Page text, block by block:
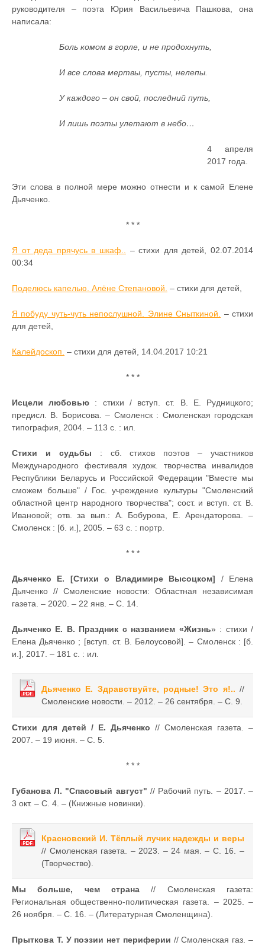
руководителя – поэта Юрия Васильевича Пашкова, она
написала:
Боль комом в горле, и не продохнуть,
И все слова мертвы, пусты, нелепы.
У каждого – он свой, последний путь,
И лишь поэты улетают в небо…
4 апреля
2017 года.
Эти слова в полной мере можно отнести и к самой Елене
Дьяченко.
* * *
Я от деда прячусь в шкаф..
– стихи для детей, 02.07.2014
00:34
Поделюсь капелью. Алёне Степановой. – стихи для детей,
Я побуду чуть-чуть непослушной. Элине Сныткиной.
– стихи
для детей,
Калейдоскоп. – стихи для детей, 14.04.2017 10:21
* * *
Исцели любовью : стихи / вступ. ст. В. Е. Рудницкого;
предисл. В. Борисова. – Смоленск : Смоленская городская
типография, 2004. – 113 с. : ил.
Стихи и судьбы : сб. стихов поэтов – участников
Международного фестиваля худож. творчества инвалидов
Республики Беларусь и Российской Федерации "Вместе мы
сможем больше" / Гос. учреждение культуры "Смоленский
областной центр народного творчества"; сост. и вступ. ст. В.
Ивановой; отв. за вып.: А. Бобурова, Е. Арендаторова. –
Смоленск : [б. и.], 2005. – 63 с. : портр.
* * *
Дьяченко Е. [Стихи о Владимире Высоцком] / Елена
Дьяченко // Смоленские новости: Областная независимая
газета. – 2020. – 22 янв. – С. 14.
Дьяченко Е. В. Праздник с названием «Жизнь» : стихи /
Елена Дьяченко ; [вступ. ст. В. Белоусовой]. – Смоленск : [б.
и.], 2017. – 181 с. : ил.
Дьяченко Е. Здравствуйте, родные! Это я!.. //
Смоленские новости. – 2012. – 26 сентября. – С. 9.
Стихи для детей / Е. Дьяченко // Смоленская газета. –
2007. – 19 июня. – С. 5.
* * *
Губанова Л. "Спасовый август" // Рабочий путь. – 2017. –
3 окт. – С. 4. – (Книжные новинки).
Красновский И. Тёплый лучик надежды и веры
// Смоленская газета. – 2023. – 24 мая. – С. 16. –
(Творчество).
Мы больше, чем страна // Смоленская газета:
Региональная общественно-политическая газета. – 2025. –
26 ноября. – С. 16. – (Литературная Смоленщина).
Прыткова Т. У поэзии нет периферии // Смоленская газ. –